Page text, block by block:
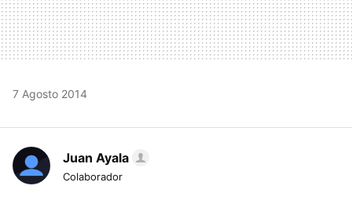
7 Agosto 2014
Juan Ayala
Colaborador